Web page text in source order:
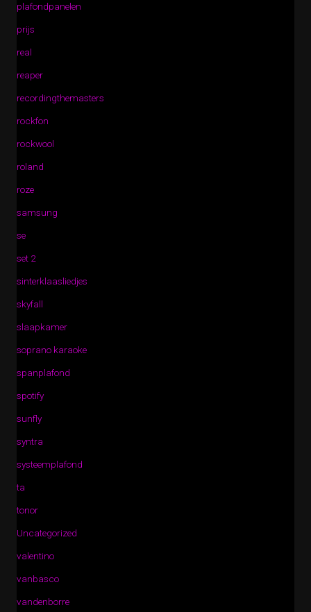
plafondpanelen
prijs
real
reaper
recordingthemasters
rockfon
rockwool
roland
roze
samsung
se
set 2
sinterklaasliedjes
skyfall
slaapkamer
soprano karaoke
spanplafond
spotify
sunfly
syntra
systeemplafond
ta
tonor
Uncategorized
valentino
vanbasco
vandenborre